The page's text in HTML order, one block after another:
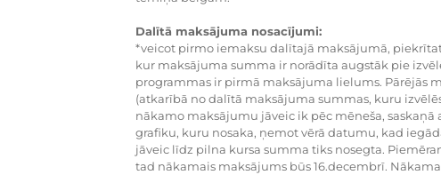
Dalītā maksājuma nosacījumi:
*veicot pirmo iemaksu dalītajā maksājumā, piekrītat
kur maksājuma summa ir norādīta augstāk pie
programmas ir pirmā maksājuma lielums. Pārējās
(atkarībā no dalītā maksājuma summas, kuru
nākamo maksājumu jāveic ik pēc mēneša,
grafiku, kuru nosaka, ņemot vērā datumu, kad
jāveic līdz pilna kursa summa tiks nosegta.
tad nākamais maksājums būs 16.decembrī.